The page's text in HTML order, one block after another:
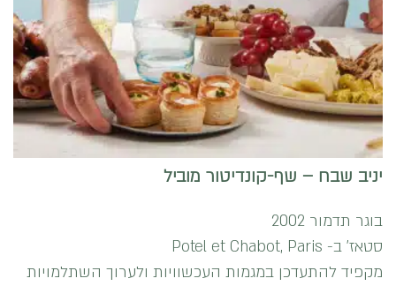
יניב שבח – שף-קונדיטור מוביל
בוגר תדמור 2002
סטאז’ ב- Potel et Chabot, Paris
מקפיד להתעדכן במגמות העכשוויות ולערוך השתלמויות